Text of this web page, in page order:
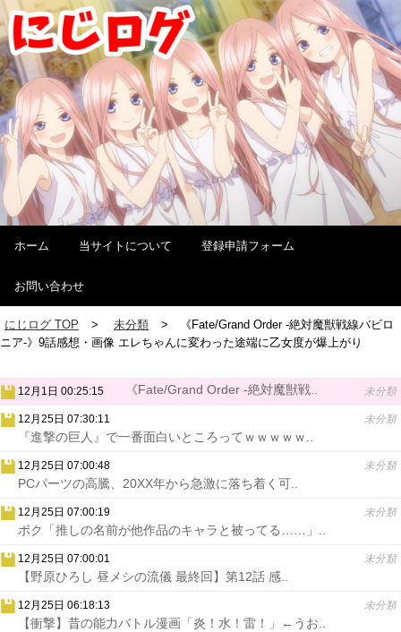
ホーム 当サイトについて 登録申請フォーム
お問い合わせ
にじログ TOP 未分類
《Fate/Grand Order -絶対魔獣戦線バビロ
ニア-》9話感想・画像 エレちゃんに変わった途端に乙女度が爆上がり
12月1日 00:25:15 未分類
《Fate/Grand Order -絶対魔獣戦..
12月25日 07:30:11 未分類
『進撃の巨人』で一番面白いところってｗｗｗｗｗ..
12月25日 07:00:48 未分類
PCパーツの高騰、20XX年から急激に落ち着く可..
12月25日 07:00:19 未分類
ボク「推しの名前が他作品のキャラと被ってる……」..
12月25日 07:00:01 未分類
【野原ひろし 昼メシの流儀 最終回】第12話 感..
12月25日 06:18:13 未分類
【衝撃】昔の能力バトル漫画「炎！水！雷！」←うお..